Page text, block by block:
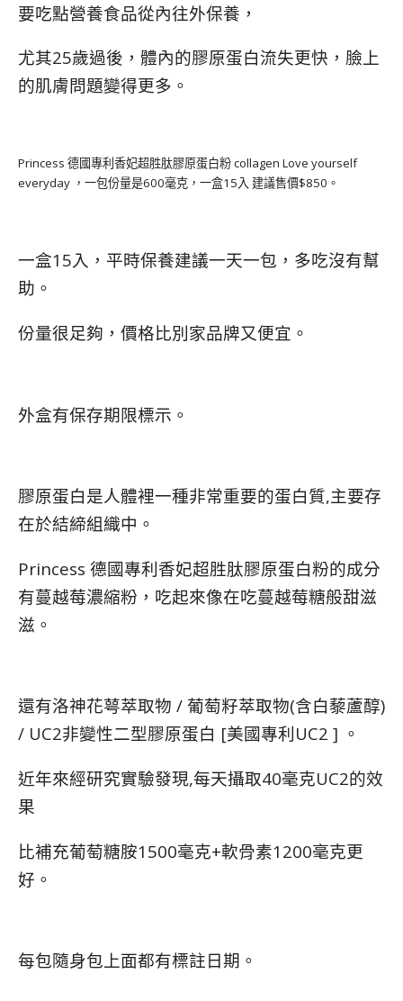
要吃點營養食品從內往外保養，
尤其25歲過後，體內的膠原蛋白流失更快，臉上
的肌膚問題變得更多。
Princess 德國專利香妃超胜肽膠原蛋白粉 collagen Love yourself
everyday ，一包份量是600毫克，一盒15入 建議售價$850。
一盒15入，平時保養建議一天一包，多吃沒有幫
助。
份量很足夠，價格比別家品牌又便宜。
外盒有保存期限標示。
膠原蛋白是人體裡一種非常重要的蛋白質,主要存
在於結締組織中。
Princess 德國專利香妃超胜肽膠原蛋白粉的成分
有蔓越莓濃縮粉，吃起來像在吃蔓越莓糖般甜滋
滋。
還有洛神花萼萃取物 / 葡萄籽萃取物(含白藜蘆醇)
/ UC2非變性二型膠原蛋白 [美國專利UC2 ] 。
近年來經研究實驗發現,每天攝取40毫克UC2的效
果
比補充葡萄糖胺1500毫克+軟骨素1200毫克更
好。
每包隨身包上面都有標註日期。